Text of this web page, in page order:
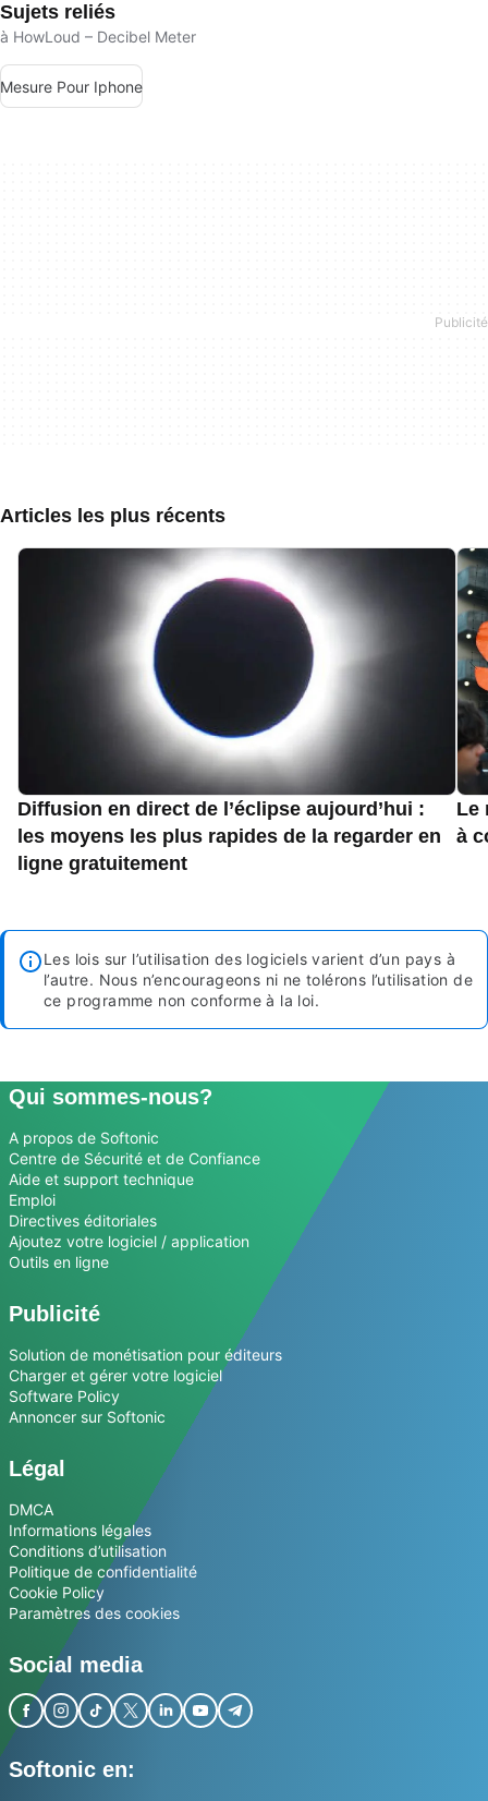
Sujets reliés
à HowLoud – Decibel Meter
Mesure Pour Iphone
Articles les plus récents
Diffusion en direct de l’éclipse aujourd’hui :
les moyens les plus rapides de la regarder en
ligne gratuitement
Le
à
Les lois sur l’utilisation des logiciels varient d’un pays à
l’autre. Nous n’encourageons ni ne tolérons l’utilisation de
ce programme non conforme à la loi.
Qui sommes-nous?
A propos de Softonic
Centre de Sécurité et de Confiance
Aide et support technique
Emploi
Directives éditoriales
Ajoutez votre logiciel / application
Outils en ligne
Publicité
Solution de monétisation pour éditeurs
Charger et gérer votre logiciel
Software Policy
Annoncer sur Softonic
Légal
DMCA
Informations légales
Conditions d’utilisation
Politique de confidentialité
Cookie Policy
Paramètres des cookies
Social media
Softonic en: